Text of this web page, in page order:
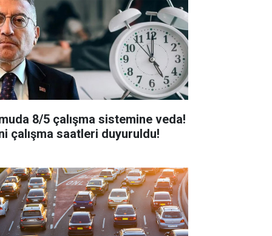
8/5 çalışma sistemine veda!
çalışma saatleri duyuruldu!